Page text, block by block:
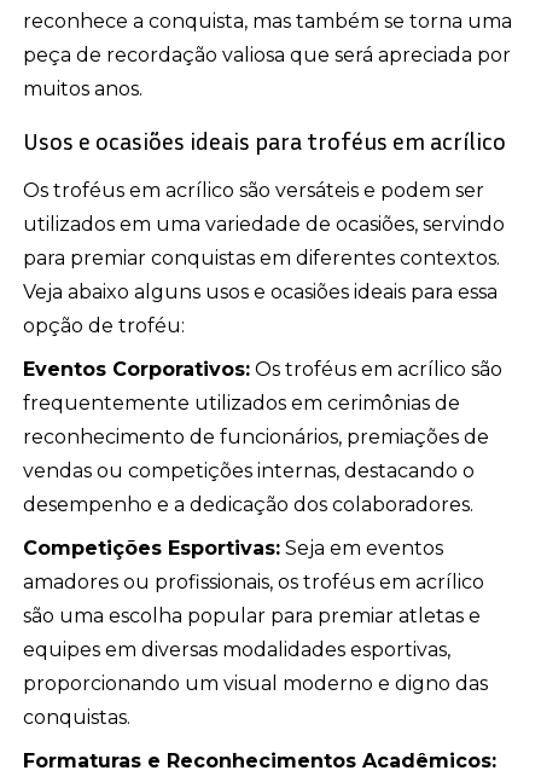
reconhece a conquista, mas também se torna uma
peça de recordação valiosa que será apreciada por
muitos anos.
Usos e ocasiões ideais para troféus em acrílico
Os troféus em acrílico são versáteis e podem ser
utilizados em uma variedade de ocasiões, servindo
para premiar conquistas em diferentes contextos.
Veja abaixo alguns usos e ocasiões ideais para essa
opção de troféu:
Eventos Corporativos: Os troféus em acrílico são
frequentemente utilizados em cerimônias de
reconhecimento de funcionários, premiações de
vendas ou competições internas, destacando o
desempenho e a dedicação dos colaboradores.
Competições Esportivas: Seja em eventos
amadores ou profissionais, os troféus em acrílico
são uma escolha popular para premiar atletas e
equipes em diversas modalidades esportivas,
proporcionando um visual moderno e digno das
conquistas.
Formaturas e Reconhecimentos Acadêmicos: